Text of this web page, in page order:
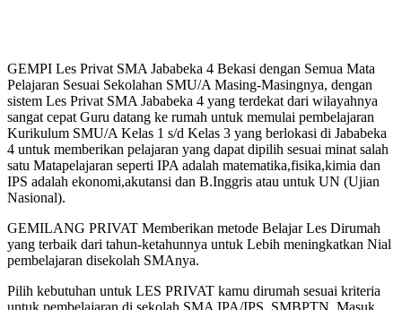
GEMPI Les Privat SMA Jababeka 4 Bekasi dengan Semua Mata
Pelajaran Sesuai Sekolahan SMU/A Masing-Masingnya, dengan
sistem Les Privat SMA Jababeka 4 yang terdekat dari wilayahnya
sangat cepat Guru datang ke rumah untuk memulai pembelajaran
Kurikulum SMU/A Kelas 1 s/d Kelas 3 yang berlokasi di Jababeka
4 untuk memberikan pelajaran yang dapat dipilih sesuai minat salah
satu Matapelajaran seperti IPA adalah matematika,fisika,kimia dan
IPS adalah ekonomi,akutansi dan B.Inggris atau untuk UN (Ujian
Nasional).
GEMILANG PRIVAT Memberikan metode Belajar Les Dirumah
yang terbaik dari tahun-ketahunnya untuk Lebih meningkatkan Nial
pembelajaran disekolah SMAnya.
Pilih kebutuhan untuk LES PRIVAT kamu dirumah sesuai kriteria
untuk pembelajaran di sekolah SMA IPA/IPS, SMBPTN, Masuk